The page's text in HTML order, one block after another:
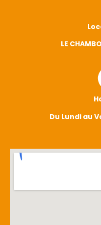
LE
Du Lundi au